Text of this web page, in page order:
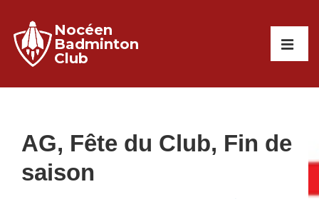
passer
contenu
principal
Nocéen
Badminton
Club
AG, Fête du Club, Fin de
saison